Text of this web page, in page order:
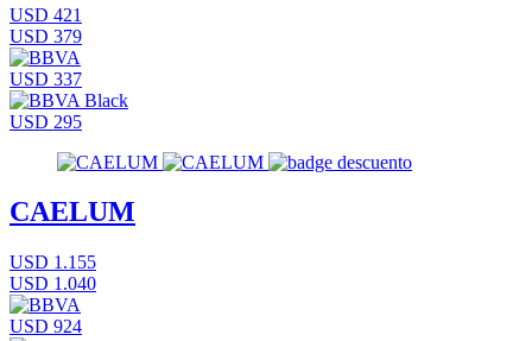
USD 421
USD 379
USD 337
USD 295
CAELUM
USD 1.155
USD 1.040
USD 924